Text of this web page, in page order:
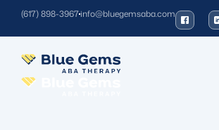
(617) 898-3967info@bluegemsaba.com